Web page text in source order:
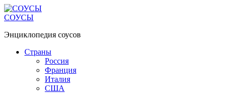
Перейти
к
СОУСЫ
Энциклопедия соусов
Страны
Россия
Франция
Италия
США